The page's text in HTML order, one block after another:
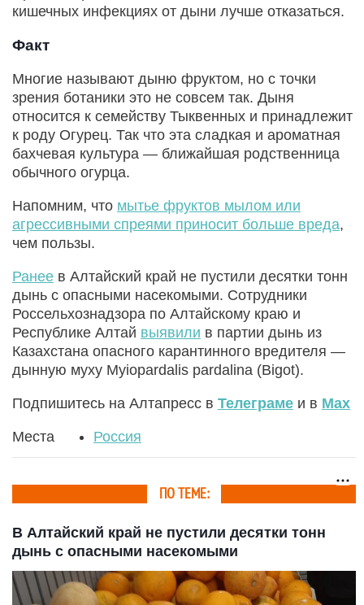
кишечных инфекциях от дыни лучше отказаться.
Факт
Многие называют дыню фруктом, но с точки
зрения ботаники это не совсем так. Дыня
относится к семейству Тыквенных и принадлежит
к роду Огурец. Так что эта сладкая и ароматная
бахчевая культура — ближайшая родственница
обычного огурца.
Напомним, что мытье фруктов мылом или
агрессивными спреями приносит больше вреда,
чем пользы.
Ранее в Алтайский край не пустили десятки тонн
дынь с опасными насекомыми. Сотрудники
Россельхознадзора по Алтайскому краю и
Республике Алтай выявили в партии дынь из
Казахстана опасного карантинного вредителя —
дынную муху Myiopardalis pardalina (Bigot).
Подпишитесь на Алтапресс в Телеграме и в Max
Места Россия
ПО ТЕМЕ:
В Алтайский край не пустили десятки тонн
дынь с опасными насекомыми